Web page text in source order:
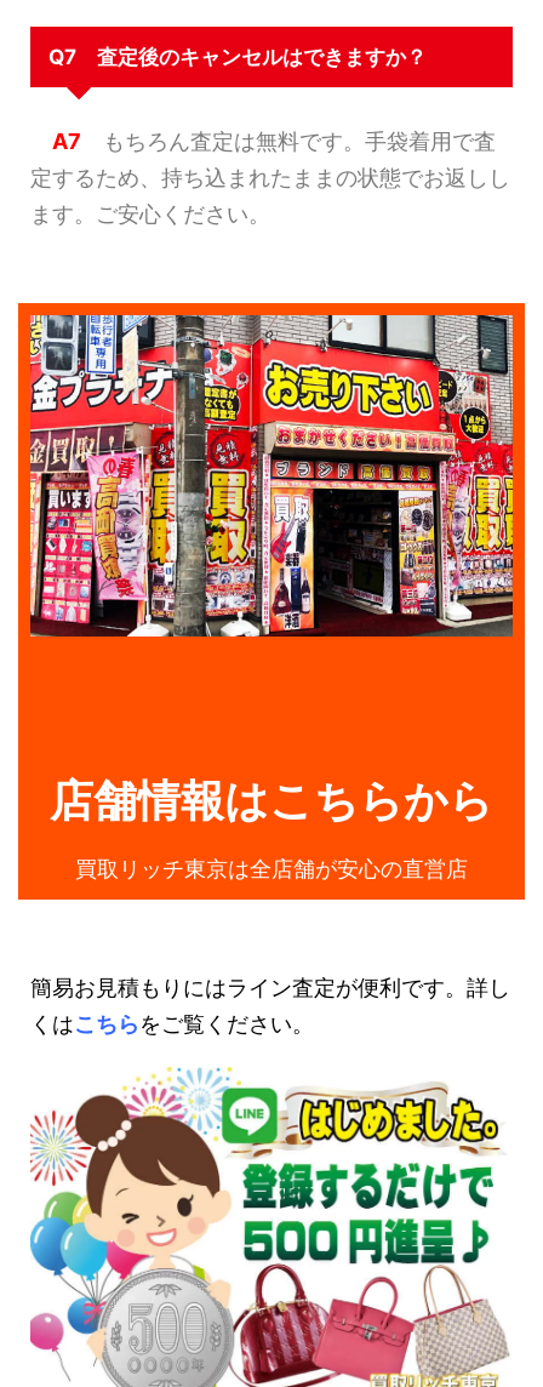
Q7 査定後のキャンセルはできますか？
A7 もちろん査定は無料です。手袋着用で査
定するため、持ち込まれたままの状態でお返しし
ます。ご安心ください。
店舗情報はこちらから
買取リッチ東京は全店舗が安心の直営店
簡易お見積もりにはライン査定が便利です。詳し
くはこちらをご覧ください。